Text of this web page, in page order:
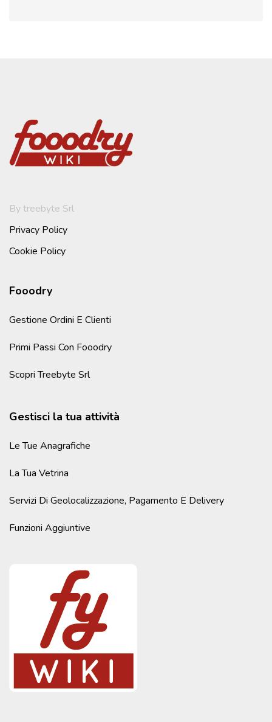
By treebyte Srl
Privacy Policy
Cookie Policy
Fooodry
Gestione Ordini E Clienti
Primi Passi Con Fooodry
Scopri Treebyte Srl
Gestisci la tua attività
Le Tue Anagrafiche
La Tua Vetrina
Servizi Di Geolocalizzazione, Pagamento E Delivery
Funzioni Aggiuntive